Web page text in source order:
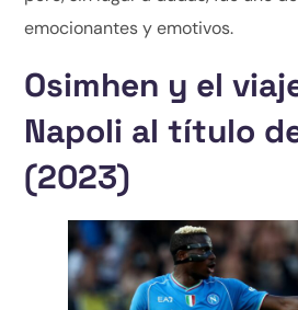
emocionantes y emotivos.
Osimhen y el
Napoli al título
(2023)